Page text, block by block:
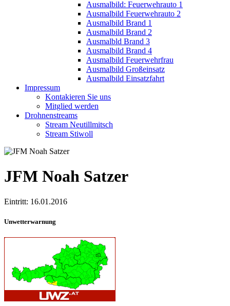
Ausmalbild: Feuerwehrauto 1
Ausmalbild Feuerwehrauto 2
Ausmalbild Brand 1
Ausmalbild Brand 2
Ausmalbld Brand 3
Ausmalbild Brand 4
Ausmalbild Feuerwehrfrau
Ausmalbild Großeinsatz
Ausmalbild Einsatzfahrt
Impressum
Kontakieren Sie uns
Mitglied werden
Drohnenstreams
Stream Neutillmitsch
Stream Stiwoll
JFM Noah Satzer
Eintritt: 16.01.2016
Unwetterwarnung